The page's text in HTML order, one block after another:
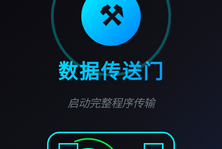
⚒️
数据传送门
启动完整程序传输